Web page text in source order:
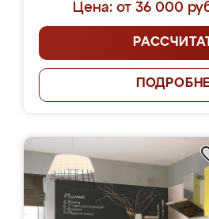
Цена: от 36 000